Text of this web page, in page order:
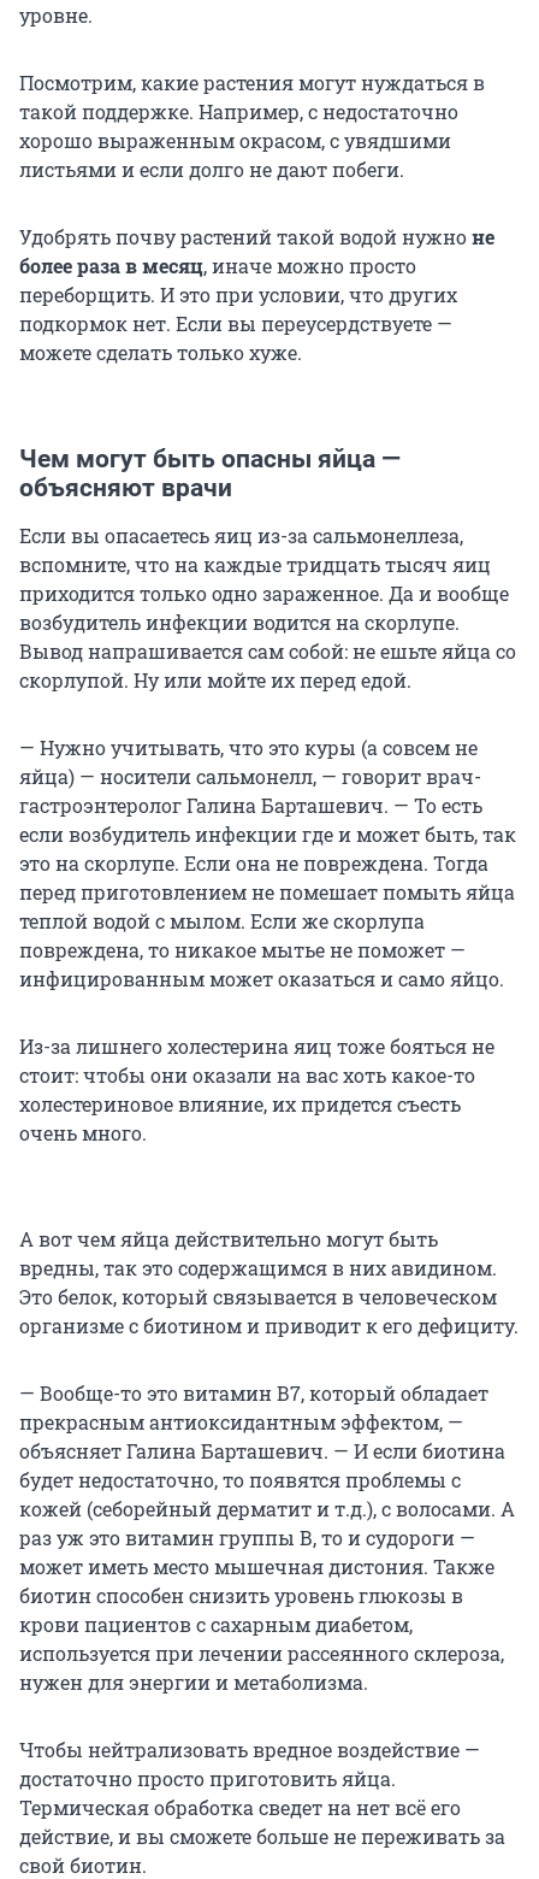
уровне.
Посмотрим, какие растения могут нуждаться в
такой поддержке. Например, с недостаточно
хорошо выраженным окрасом, с увядшими
листьями и если долго не дают побеги.
Удобрять почву растений такой водой нужноне
более раза в месяц, иначе можно просто
переборщить. И это при условии, что других
подкормок нет. Если вы переусердствуете —
можете сделать только хуже.
Чем могут быть опасны яйца —
объясняют врачи
Если вы опасаетесь яиц из-за сальмонеллеза,
вспомните, что на каждые тридцать тысяч яиц
приходится только одно зараженное. Да и вообще
возбудитель инфекции водится на скорлупе.
Вывод напрашивается сам собой: не ешьте яйца со
скорлупой. Ну или мойте их перед едой.
— Нужно учитывать, что это куры (а совсем не
яйца) — носители сальмонелл, — говорит врач-
гастроэнтеролог Галина Барташевич. — То есть
если возбудитель инфекции где и может быть, так
это на скорлупе. Если она не повреждена. Тогда
перед приготовлением не помешает помыть яйца
теплой водой с мылом. Если же скорлупа
повреждена, то никакое мытье не поможет —
инфицированным может оказаться и само яйцо.
Из-за лишнего холестерина яиц тоже бояться не
стоит: чтобы они оказали на вас хоть какое-то
холестериновое влияние, их придется съесть
очень много.
А вот чем яйца действительно могут быть
вредны, так это содержащимся в них авидином.
Это белок, который связывается в человеческом
организме с биотином и приводит к его дефициту.
— Вообще-то это витамин В7, который обладает
прекрасным антиоксидантным эффектом, —
объясняет Галина Барташевич. — И если биотина
будет недостаточно, то появятся проблемы с
кожей (себорейный дерматит и т.д.), с волосами. А
раз уж это витамин группы В, то и судороги —
может иметь место мышечная дистония. Также
биотин способен снизить уровень глюкозы в
крови пациентов с сахарным диабетом,
используется при лечении рассеянного склероза,
нужен для энергии и метаболизма.
Чтобы нейтрализовать вредное воздействие —
достаточно просто приготовить яйца.
Термическая обработка сведет на нет всё его
действие, и вы сможете больше не переживать за
свой биотин.